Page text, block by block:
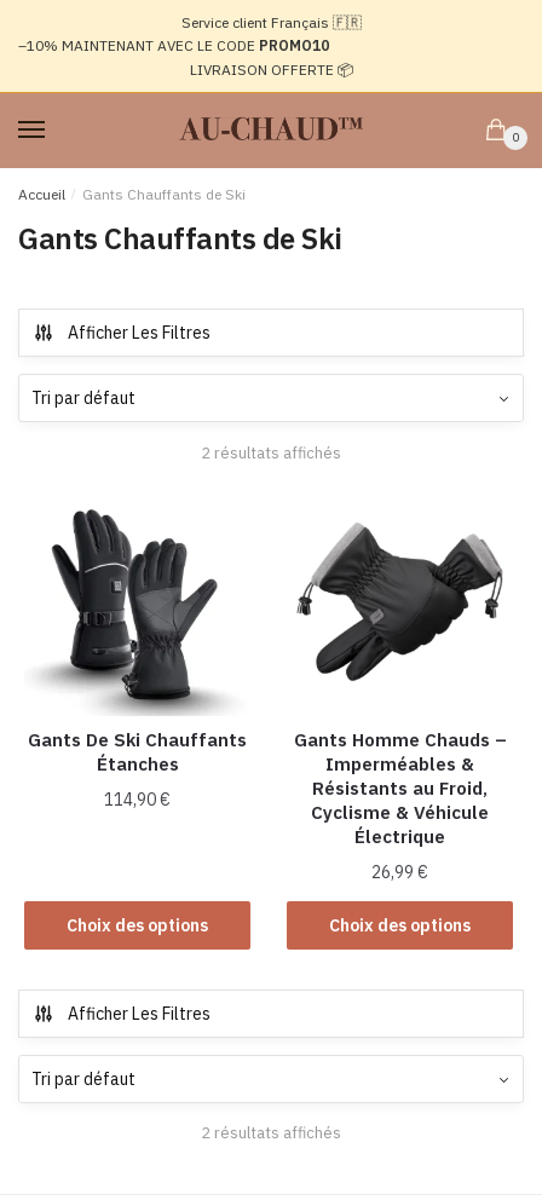
navigation
Service client Français 🇫🇷
–10% MAINTENANT AVEC LE CODE PROMO10
LIVRAISON OFFERTE 📦
0
Accueil / Gants Chauffants de Ski
Gants Chauffants de Ski
Afficher Les Filtres
2 résultats affichés
Gants De Ski Chauffants
Étanches
114,90€
Choix des options
a
plusieurs
Les
options
choisies
Gants Homme Chauds –
Imperméables &
Résistants au Froid,
Cyclisme & Véhicule
Électrique
26,99€
Choix des options
Ce
produit
variations.
Les
Afficher Les Filtres
2 résultats affichés